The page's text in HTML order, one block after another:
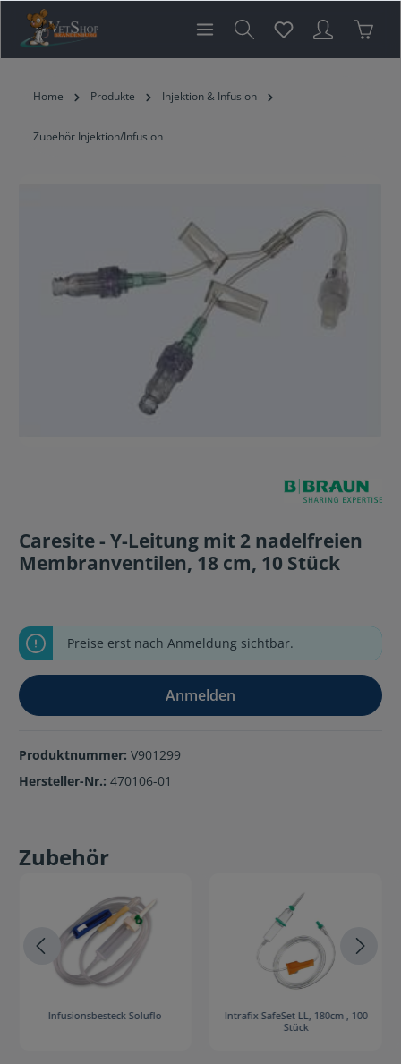
springen
Home Produkte Injektion & Infusion
Zubehör Injektion/Infusion
Caresite - Y-Leitung mit 2 nadelfreien
Membranventilen, 18 cm, 10 Stück
Preise erst nach Anmeldung sichtbar.
Anmelden
Produktnummer:V901299
Hersteller-Nr.:470106-01
Zubehör
Infusionsbesteck Soluflo
Intrafix SafeSet LL, 180cm , 100
Stück